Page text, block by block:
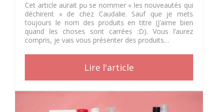
Cet article aurait pu se nommer « les nouveautés qui
déchirent » de chez Caudalie. Sauf que je mets
toujours le nom des produits en titre (j’aime bien
quand les choses sont carrées :D). Vous l’aurez
compris, je vais vous présenter des produits…
Lire l'article